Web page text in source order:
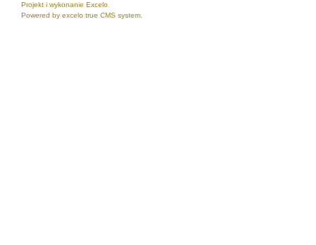
Projekt i wykonanie Excelo.
Powered by excelo true CMS system.